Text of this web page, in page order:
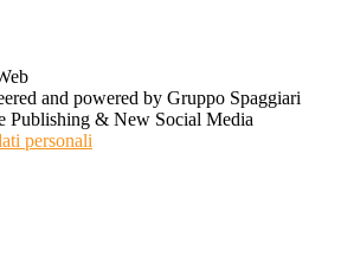
and powered by Gruppo Spaggiari
Publishing & New Social Media
personali